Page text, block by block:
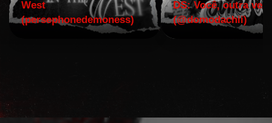
West
(persephonedemoness)
DS: Você, outra vez!
(@domodachii)